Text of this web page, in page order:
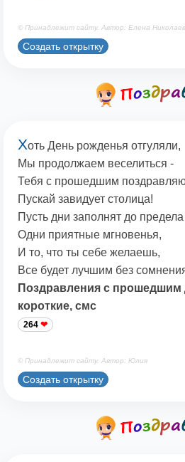
© Принадлежит сайту. Автор: Елена
Создать открытку
Хоть День рожденья отгуляли,
Мы продолжаем веселиться -
Тебя с прошедшим
Пускай завидует столица!
Пусть дни заполнят до предела
Одни приятные мгновенья,
И то, что ты себе желаешь,
Все будет лучшим без
Поздравления с
короткие, смс
264
© Принадлежит сайту. Автор: Юлия
Создать открытку